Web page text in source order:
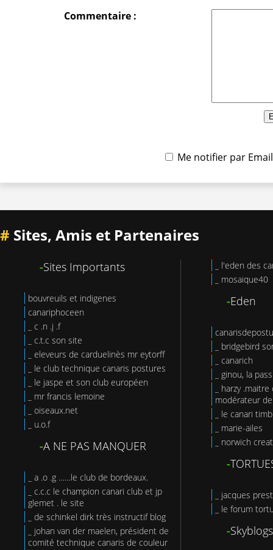
Commentaire :
Me notifier par
# Sites, Amis et Partenaires
-Sites Importants
bouvreuils et indigenes
canariphoceen
_ c .n .j .f
_ c.t.c son site
_ eleveurs de carduelinès mr eytorff
_ le club technique canaris postures
_ le jaspe et son club européen
_ mr francis lemoine
_ oiseaux.net
_ u.o.f
-A NE PAS MANQUER
_ a .o .g ……le club de bordeaux.
_ c.c.c le champion canari club et jp
glemet . le site
_ de schinkel dirk très instructif blog
_ johan van der maelen, président de
comité technique canaris de couleur
_ l'eden des
_ mosaique40
-Eden
_ bridgebird
_ canarich
_ ginou, la
_ harzy
modérateur
_ le canari
_ marie-ailes
_ norwich
-
_ jacques
_ le forum
-Skyblogs